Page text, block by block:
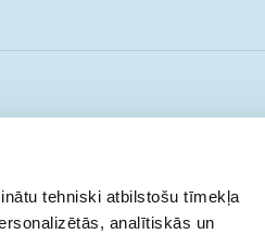
tehniski atbilstošu tīmekļa
analītiskās un
jūnijs jūlijs